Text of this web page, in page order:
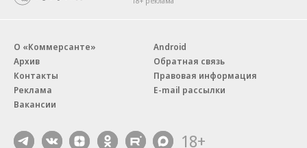
О «Коммерсанте»
Архив
Контакты
Реклама
Вакансии
Android
Обратная связь
Правовая информация
E-mail рассылки
18+